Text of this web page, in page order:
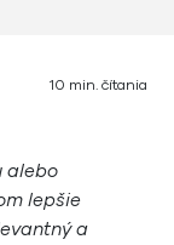
10 min. čítania
alebo
lepšie
a